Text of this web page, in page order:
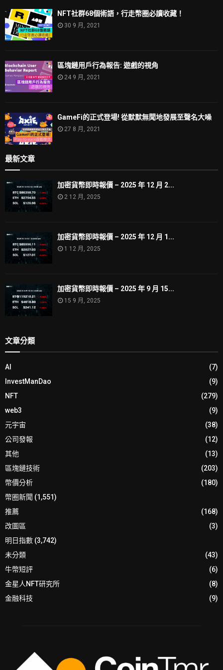
NFT社群68個術語，行走幣圈必讀收藏！
30 9 月, 2021
區塊鏈用戶行為報告: 遊戲的視角
24 9 月, 2021
GameFi的正式登場! 從默默無聞地發展至聲名大噪
27 8 月, 2021
最新文章
加密貨幣即時報價 – 2025 年 12 月 2...
2 12 月, 2025
加密貨幣即時報價 – 2025 年 12 月 1...
1 12 月, 2025
加密貨幣即時報價 – 2025 年 9 月 15...
15 9 月, 2025
文章分類
AI
(7)
InvestManDao
(9)
NFT
(279)
web3
(9)
元宇宙
(38)
公司發報
(12)
其他
(13)
區塊鏈技術
(203)
幣價分析
(180)
幣圈新聞 (1,551)
推薦
(168)
改圖區
(3)
明日指數 (3,742)
未分類
(43)
牛幣短評
(6)
金星人NFT研究所
(8)
金融科技
(9)